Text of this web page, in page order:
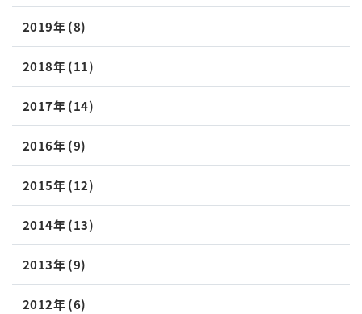
2019年 (8)
2018年 (11)
2017年 (14)
2016年 (9)
2015年 (12)
2014年 (13)
2013年 (9)
2012年 (6)